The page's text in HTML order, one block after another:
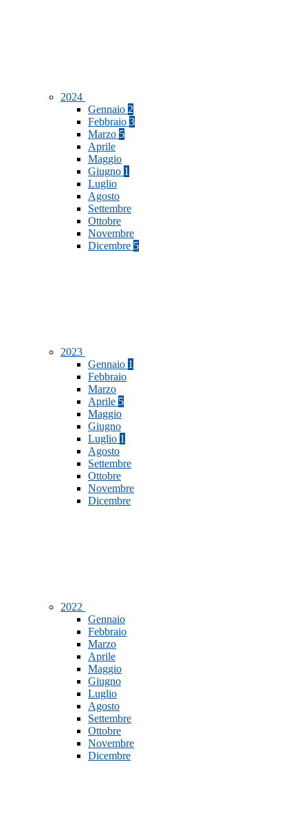
2024
Gennaio 2
Febbraio 3
Marzo 5
Aprile
Maggio
Giugno 1
Luglio
Agosto
Settembre
Ottobre
Novembre
Dicembre 5
2023
Gennaio 1
Febbraio
Marzo
Aprile 5
Maggio
Giugno
Luglio 1
Agosto
Settembre
Ottobre
Novembre
Dicembre
2022
Gennaio
Febbraio
Marzo
Aprile
Maggio
Giugno
Luglio
Agosto
Settembre
Ottobre
Novembre
Dicembre